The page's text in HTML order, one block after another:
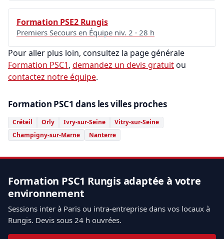
Formation PSE2 Rungis
Premiers Secours en Équipe niv. 2 · 28 h
Pour aller plus loin, consultez la page générale
Formation PSC1, demandez un devis gratuitou
contactez notre équipe.
Formation PSC1 dans les villes proches
Créteil Orly Ivry-sur-Seine
Vitry-sur-Seine
Champigny-sur-Marne
Nanterre
Formation PSC1 Rungis adaptée à votre
environnement
Sessions inter à Paris ou intra-entreprise dans vos locaux à
Rungis. Devis sous 24 h ouvrées.